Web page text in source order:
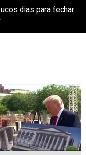
dias para fechar